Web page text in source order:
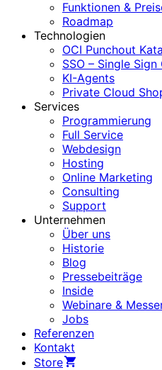
Funktionen &
Roadmap
Technologien
OCI Punchout
SSO – Single Sign
KI-Agents
Private Cloud
Services
Programmierung
Full Service
Webdesign
Hosting
Online Marketing
Consulting
Support
Unternehmen
Über uns
Historie
Blog
Pressebeiträge
Inside
Webinare &
Jobs
Referenzen
Kontakt
Store